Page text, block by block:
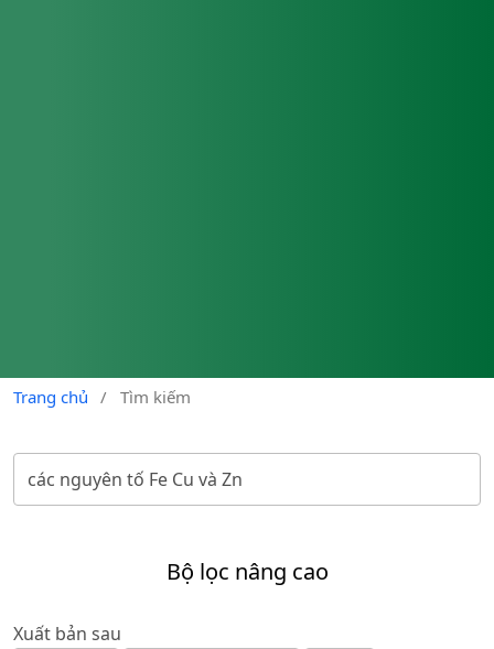
Trang chủ / Tìm kiếm
Bộ lọc nâng cao
Xuất bản sau